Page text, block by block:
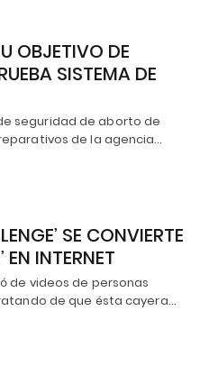
OBJETIVO DE
SISTEMA DE
seguridad de aborto de
de la agencia…
SE CONVIERTE
EN INTERNET
de videos de personas
de que ésta cayera…